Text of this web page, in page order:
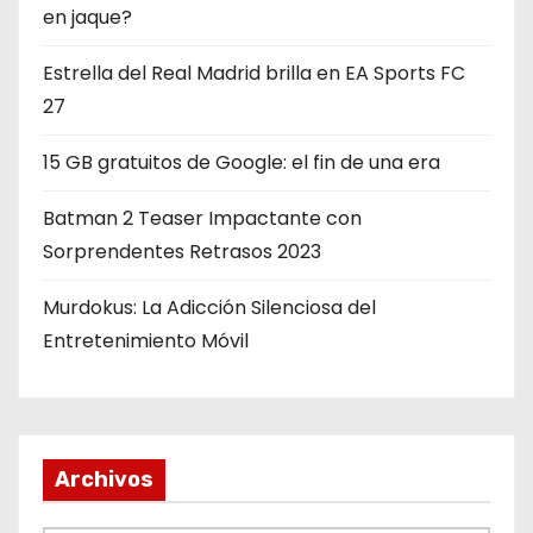
en jaque?
Estrella del Real Madrid brilla en EA Sports FC
27
15 GB gratuitos de Google: el fin de una era
Batman 2 Teaser Impactante con
Sorprendentes Retrasos 2023
Murdokus: La Adicción Silenciosa del
Entretenimiento Móvil
Archivos